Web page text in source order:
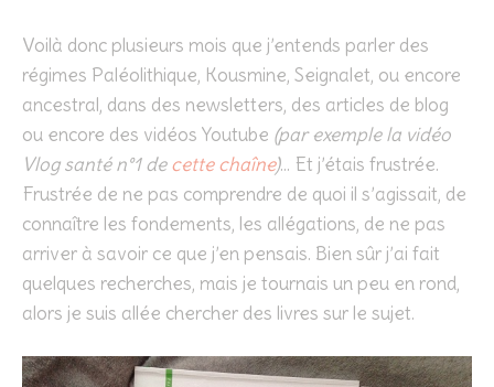
Voilà donc plusieurs mois que j’entends parler des
régimes Paléolithique, Kousmine, Seignalet, ou encore
ancestral, dans des newsletters, des articles de blog
ou encore des vidéos Youtube (par exemple la vidéo
Vlog santé n°1 decette chaîne)… Et j’étais frustrée.
Frustrée de ne pas comprendre de quoi il s’agissait, de
connaître les fondements, les allégations, de ne pas
arriver à savoir ce que j’en pensais. Bien sûr j’ai fait
quelques recherches, mais je tournais un peu en rond,
alors je suis allée chercher des livres sur le sujet.